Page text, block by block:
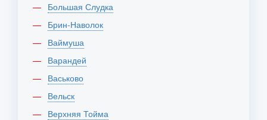
Большая Слудка
Брин-Наволок
Ваймуша
Варандей
Васьково
Вельск
Верхняя Тойма